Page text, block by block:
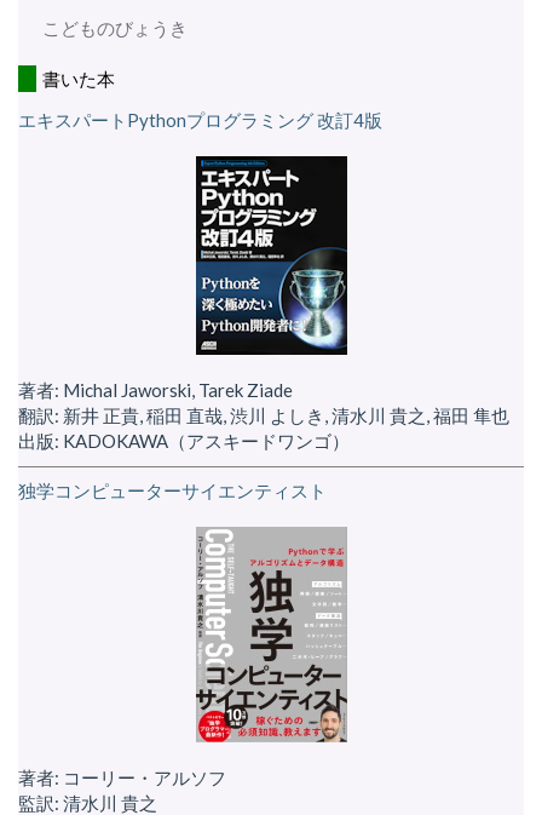
こどものびょうき
書いた本
エキスパートPythonプログラミング 改訂4版
著者: Michal Jaworski, Tarek Ziade
翻訳: 新井 正貴, 稲田 直哉, 渋川 よしき, 清水川 貴之, 福田 隼也
出版: KADOKAWA（アスキードワンゴ）
独学コンピューターサイエンティスト
著者: コーリー・アルソフ
監訳: 清水川 貴之